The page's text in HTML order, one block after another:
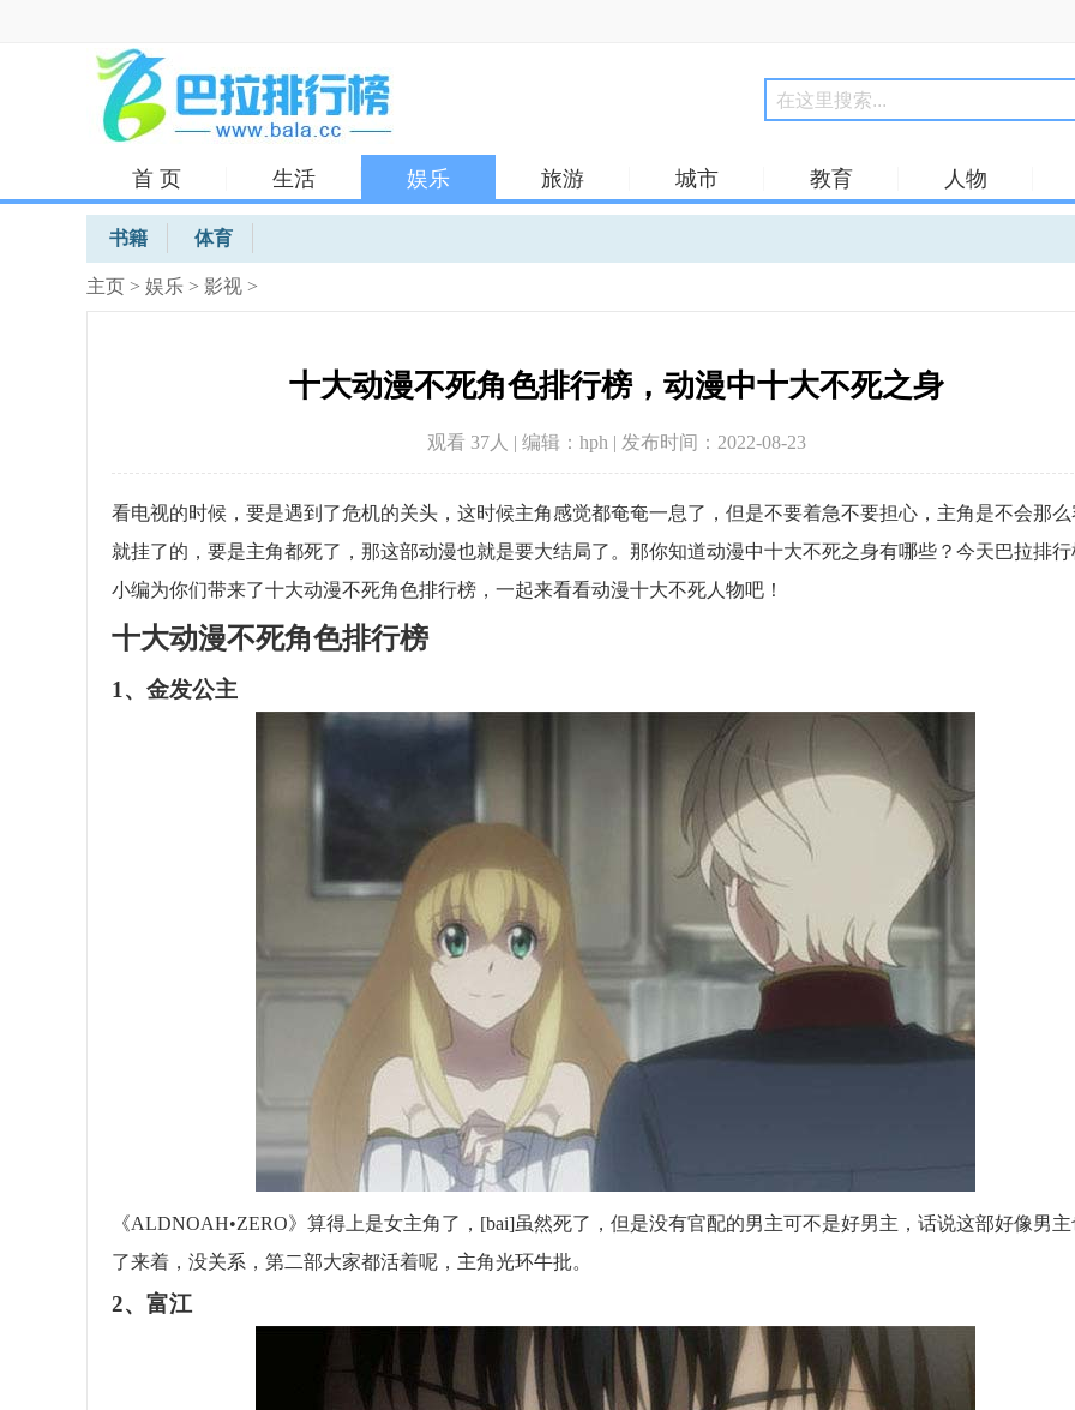
首 页 生活 娱乐 旅游 城市 教育
人物
体育
书籍 体育
主页 > 娱乐 > 影视 >
十大动漫不死角色排行榜，动漫中十大不死之身
观看 37 人 | 编辑：hph | 发布时间：2022-08-23
看电视的时候，要是遇到了危机的关头，这时候主角感觉都奄奄一息了，但是不要着急不要担心，主角是不会那
就挂了的，要是主角都死了，那这部动漫也就是要大结局了。那你知道动漫中十大不死之身有哪些？今天巴拉排
小编为你们带来了十大动漫不死角色排行榜，一起来看看动漫十大不死人物吧！
十大动漫不死角色排行榜
1、金发公主
《ALDNOAH•ZERO》算得上是女主角了，[bai]虽然死了，但是没有官配的男主可不是好男主，话说这部好像男
了来着，没关系，第二部大家都活着呢，主角光环牛批。
2、富江